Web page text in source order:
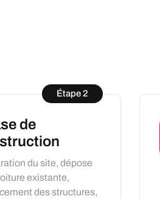
Étape 2
de
du site, dépose
existante,
des structures,